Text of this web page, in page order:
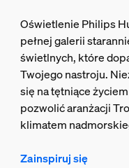
Oświetlenie Philips
pełnej galerii
świetlnych, które
Twojego nastroju.
się na tętniące
pozwolić aranżacji
klimatem
Zainspiruj się